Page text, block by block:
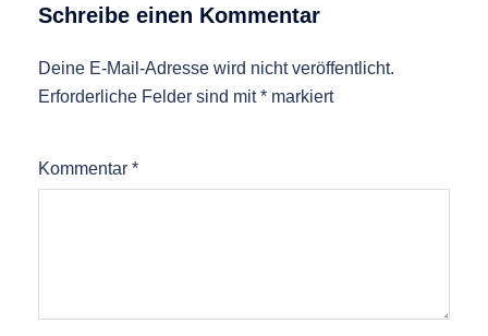
Schreibe einen Kommentar
Deine E-Mail-Adresse wird nicht veröffentlicht.
Erforderliche Felder sind mit* markiert
Kommentar *